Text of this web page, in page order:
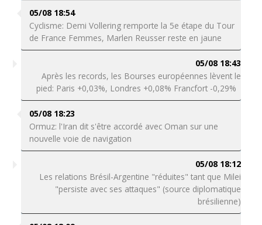
05/08 18:54
Cyclisme: Demi Vollering remporte la 5e étape du Tour
de France Femmes, Marlen Reusser reste en jaune
05/08 18:43
Après les records, les Bourses européennes lèvent le
pied: Paris +0,03%, Londres +0,08% Francfort -0,29%
05/08 18:23
Ormuz: l'Iran dit s'être accordé avec Oman sur une
nouvelle voie de navigation
05/08 18:12
Les relations Brésil-Argentine "réduites" tant que Milei
"persiste avec ses attaques" (source diplomatique
brésilienne)